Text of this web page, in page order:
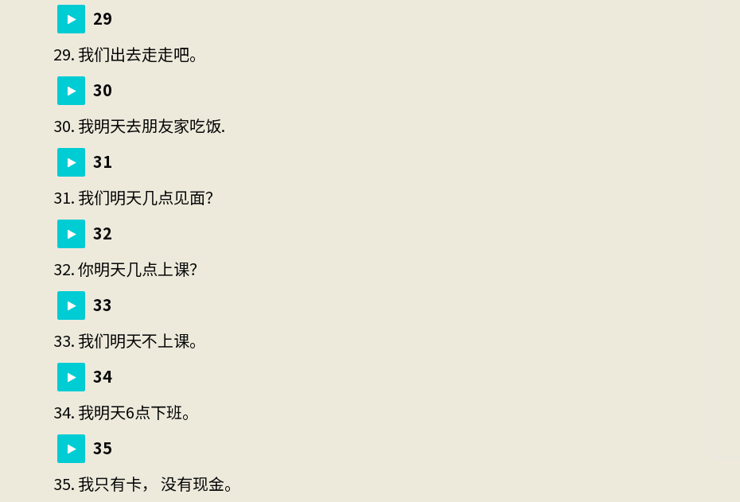
29
29. 我们出去走走吧。
30
30. 我明天去朋友家吃饭.
31
31. 我们明天几点见面？
32
32. 你明天几点上课？
33
33. 我们明天不上课。
34
34. 我明天6点下班。
35
35. 我只有卡， 没有现金。